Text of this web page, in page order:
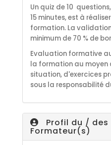
Un quiz de 10
15 minutes, est à
formation. La
minimum de 70 % de
Evaluation formative
la formation au moyen
situation, d'exercices
sous la responsabilité
Profil du / des
Formateur(s)